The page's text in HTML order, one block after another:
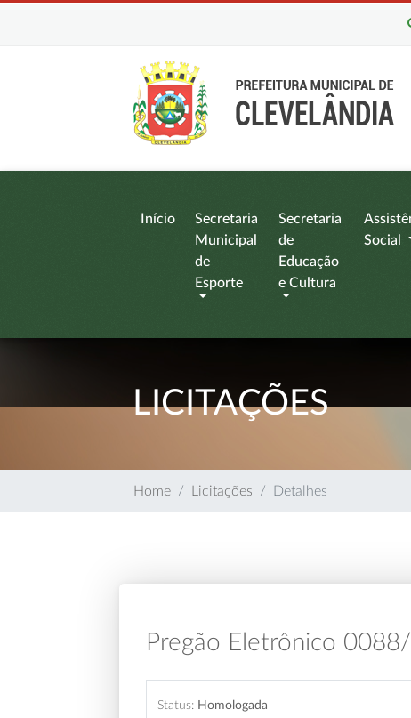
Início
Secretaria
Municipal
de
Esporte
Secretaria
de
Educação
e Cultura
Social
LICITAÇÕES
Home Licitações Detalhes
Pregão Eletrônico
Status: Homologada